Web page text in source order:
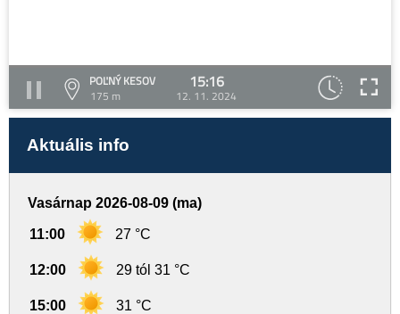
POĽNÝ KESOV
175 m
15:16
12. 11. 2024
Aktuális info
Vasárnap 2026-08-09 (ma)
11:00 27 °C
12:00 29 tól 31 °C
15:00 31 °C